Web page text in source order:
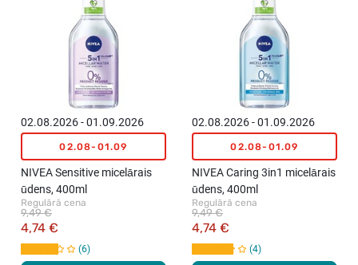
02.08.2026 - 01.09.2026
02.08-01.09
NIVEA Sensitive micelārais
ūdens, 400ml
Regulārā cena
4,74 €
9,49 €
6
02.08.2026 - 01.09.2026
02.08-01.09
NIVEA Caring 3in1 micelārais
ūdens, 400ml
Regulārā cena
4,74 €
9,49 €
4